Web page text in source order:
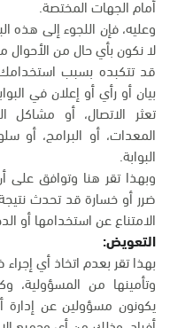
أمام الجهات المختصة.
وعليه، فإن اللجوء إلى هذه
لا نكون بأي حال من
قد تتكبده بسبب استخدامك
بيان أو رأي أو إعلان في
تعثر الاتصال، أو مشاكل
المعدات، أو البرامج،
البوابة.
وبهذا تقر هنا وتوافق على
ضرر أو خسارة قد تحدث
الامتناع عن استخدامها أو
التعويض:
بهذا تقر بعدم اتخاذ أي
وتأمينها من
يكونون مسؤولين عن إدارة